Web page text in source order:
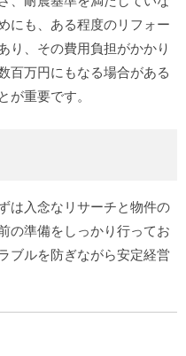
にも、ある程度のリフォー
り、その費用負担がかかり
百万円にもなる場合がある
が重要です。
は入念なリサーチと物件の
の準備をしっかり行ってお
ブルを防ぎながら安定経営